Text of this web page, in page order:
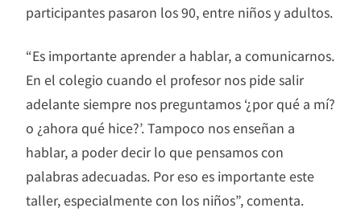
participantes pasaron los 90, entre niños y adultos.
“Es importante aprender a hablar, a comunicarnos.
En el colegio cuando el profesor nos pide salir
adelante siempre nos preguntamos ‘¿por qué a mí?
o ¿ahora qué hice?’. Tampoco nos enseñan a
hablar, a poder decir lo que pensamos con
palabras adecuadas. Por eso es importante este
taller, especialmente con los niños”, comenta.